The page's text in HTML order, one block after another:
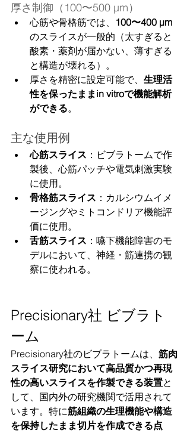
厚さ制御（100〜500 µm）
心筋や骨格筋では、 100〜400 µm
のスライスが一般的（太すぎると
酸素・薬剤が届かない、薄すぎる
と構造が壊れる）。
厚さを精密に設定可能で、 生理活
性を保ったままin vitroで機能解析
ができる。
主な使用例
心筋スライス ：ビブラトームで作
製後、心筋パッチや電気刺激実験
に使用。
骨格筋スライス ：カルシウムイメ
ージングやミトコンドリア機能評
価に使用。
舌筋スライス ：嚥下機能障害のモ
デルにおいて、神経・筋連携の観
察に使われる。
Precisionary社 ビブラト
ーム
Precisionary社のビブラトームは、 筋肉
スライス研究において高品質かつ再現
性の高いスライスを作製できる装置と
して、国内外の研究機関で活用されて
います。特に筋組織の生理機能や構造
を保持したまま切片を作成できる点